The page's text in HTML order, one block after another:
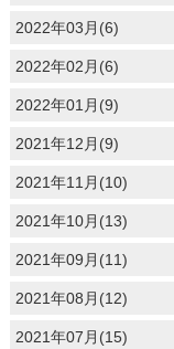
2022年03月(6)
2022年02月(6)
2022年01月(9)
2021年12月(9)
2021年11月(10)
2021年10月(13)
2021年09月(11)
2021年08月(12)
2021年07月(15)